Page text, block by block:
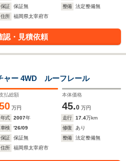
保証
保証無 整備
法定整備無
住所
福岡県太宰府市
認・見積依頼
ャー 4WD ルーフレール
払総額
万円
本体価格
45.0 万円
年式
2007年 走行 17.4万km
車検
'26/09 修復
あり
保証
保証無 整備
法定整備無
住所
福岡県太宰府市